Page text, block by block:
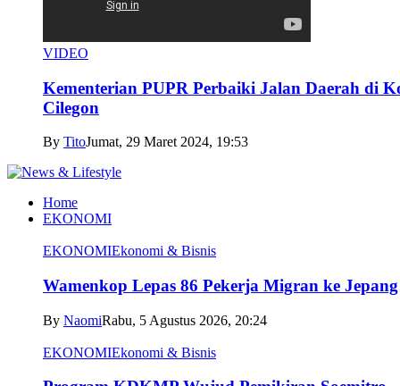
VIDEO
Kementerian PUPR Perbaiki Jalan Daerah di
Cilegon
By TitoJumat, 29 Maret 2024, 19:53
Home
EKONOMI
EKONOMIEkonomi & Bisnis
Wamenkop Lepas 86 Pekerja Migran ke Jepang
By NaomiRabu, 5 Agustus 2026, 20:24
EKONOMIEkonomi & Bisnis